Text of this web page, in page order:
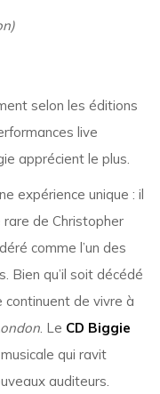
selon les éditions
live
apprécient le plus.
expérience unique : il
de Christopher
comme l’un des
Bien qu’il soit décédé
de vivre à
. Le CD Biggie
qui ravit
auditeurs.